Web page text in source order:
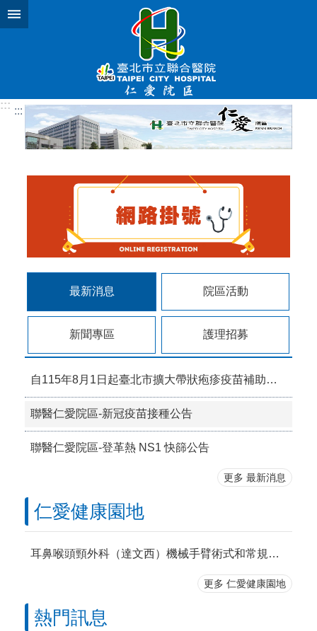
跳到主要內容區塊
::: :::
最新消息 院區活動
新聞專區 護理招募
自115年8月1日起臺北市擴大帶狀疱疹疫苗補助，檢送本院附設12區院外門診部接種資訊。
聯醫仁愛院區-新冠疫苗接種公告
聯醫仁愛院區-登革熱 NS1 快篩公告
更多 最新消息
仁愛健康園地
耳鼻喉頭頸外科（達文西）機械手臂術式和常規術式的比較
更多 仁愛健康園地
熱門訊息